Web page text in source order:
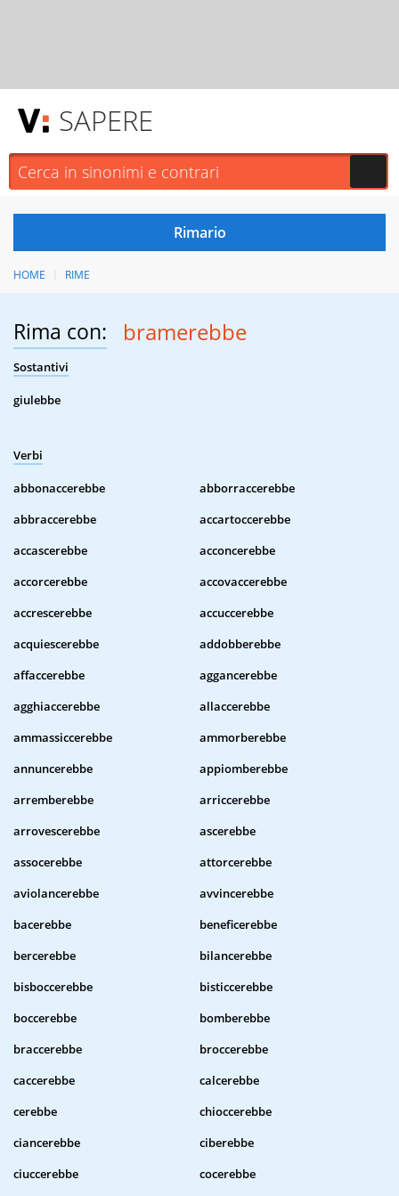
SAPERE
HOME RIME
Rima con: bramerebbe
Sostantivi
giulebbe
Verbi
abbonaccerebbe
abborraccerebbe
abbraccerebbe
accartoccerebbe
accascerebbe
acconcerebbe
accorcerebbe
accovaccerebbe
accrescerebbe
accuccerebbe
acquiescerebbe
addobberebbe
affaccerebbe
aggancerebbe
agghiaccerebbe
allaccerebbe
ammassiccerebbe
ammorberebbe
annuncerebbe
appiomberebbe
arremberebbe
arriccerebbe
arrovescerebbe
ascerebbe
assocerebbe
attorcerebbe
aviolancerebbe
avvincerebbe
bacerebbe
beneficerebbe
bercerebbe
bilancerebbe
bisboccerebbe
bisticcerebbe
boccerebbe
bomberebbe
braccerebbe
broccerebbe
caccerebbe
calcerebbe
cerebbe
chioccerebbe
ciancerebbe
ciberebbe
ciuccerebbe
cocerebbe